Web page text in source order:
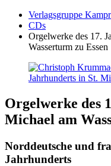
Verlagsgruppe
CDs
Orgelwerke des 17.
Wasserturm zu Essen
Orgelwerke des
Michael am
Norddeutsche und
Jahrhunderts